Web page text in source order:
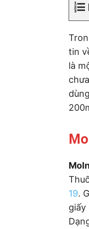
tin
là
19.
giấy